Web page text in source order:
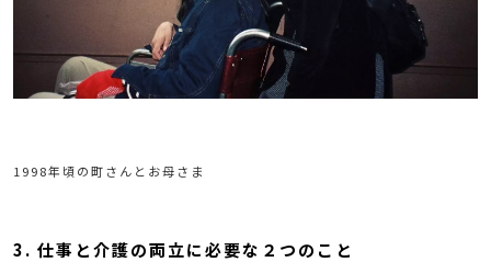
1998年頃の町さんとお母さま
3. 仕事と介護の両立に必要な２つのこと